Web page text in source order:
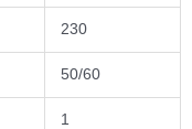
230
50/60
1